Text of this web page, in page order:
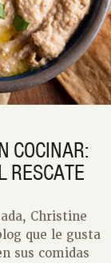
COCINAR:
RESCATE
Christine
que le gusta
sus comidas